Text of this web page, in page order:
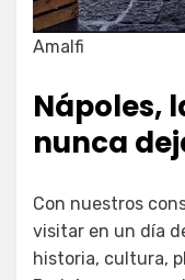
Amalfi
Nápoles,
nunca
Con nuestros
visitar en un día
historia, cultura,